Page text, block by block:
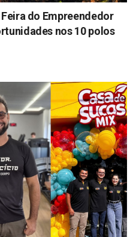
do Empreendedor
nos 10 polos